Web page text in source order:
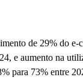
de 29% do e-
e aumento na
para 73% entre